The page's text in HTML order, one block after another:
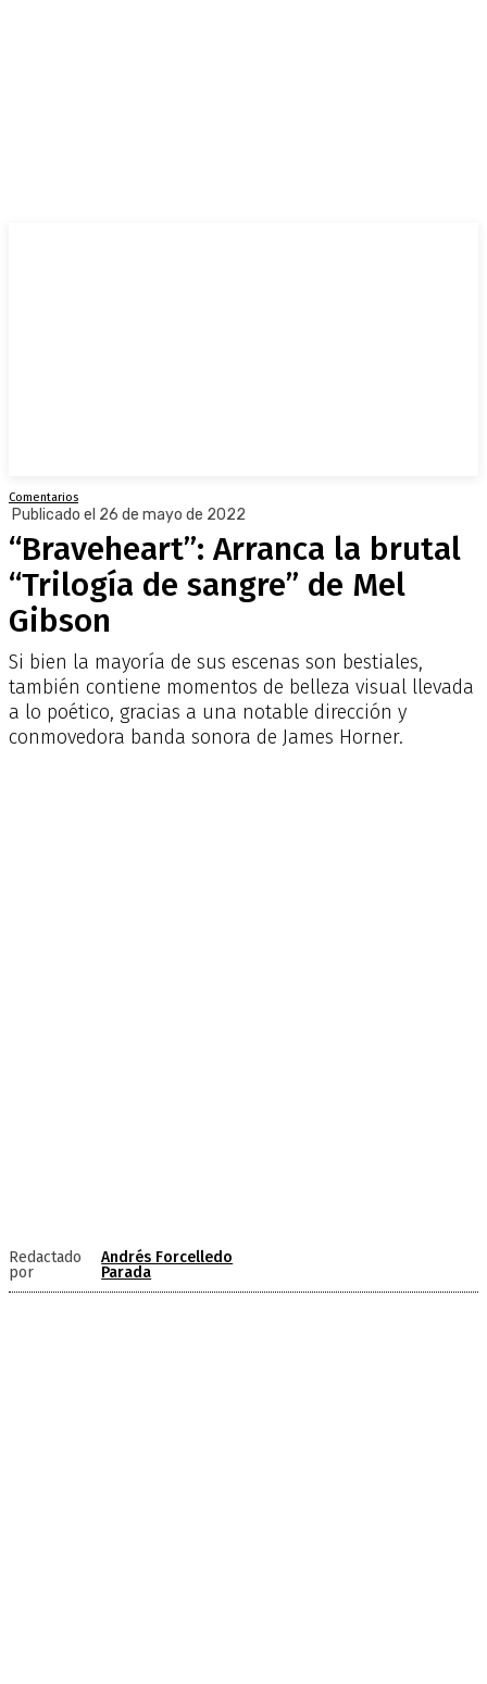
Comentarios
Publicado el 26 de mayo de 2022
“Braveheart”: Arranca la brutal
“Trilogía de sangre” de Mel
Gibson
Si bien la mayoría de sus escenas son bestiales,
también contiene momentos de belleza visual llevada
a lo poético, gracias a una notable dirección y
conmovedora banda sonora de James Horner.
Redactado
por
Andrés Forcelledo
Parada